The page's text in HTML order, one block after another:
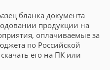
бланка документа
продукции на
оплачиваемые за
по Российской
его на ПК или